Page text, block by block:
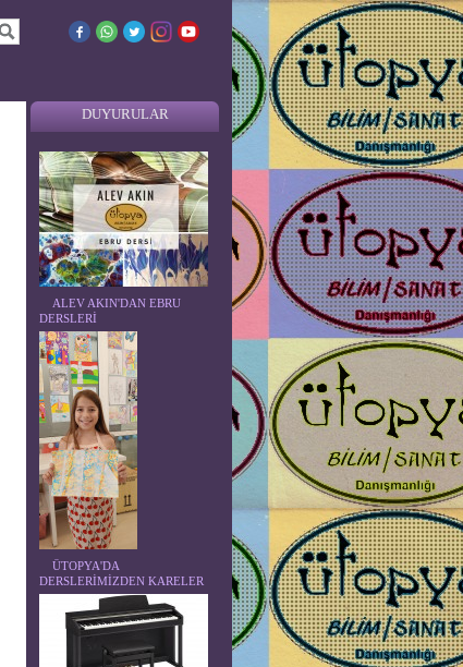
DUYURULAR
ALEV AKIN'DAN EBRU
DERSLERİ
ÜTOPYA'DA
DERSLERİMİZDEN KARELER